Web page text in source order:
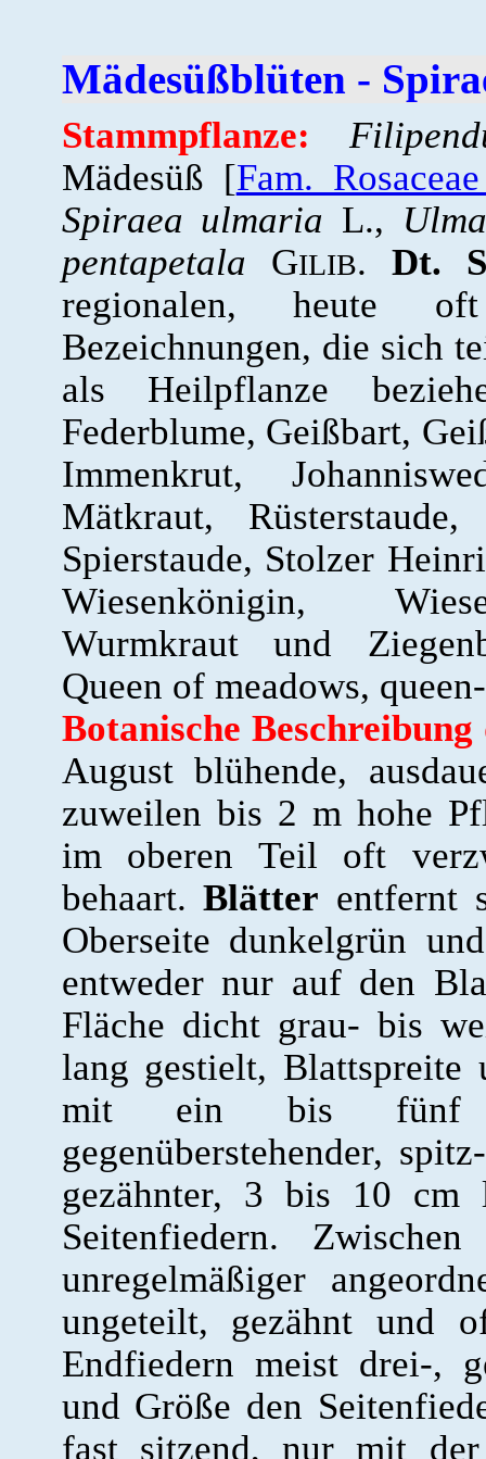
Mädesüßblüten -
Stammpflanze:
Mädesüß [Fam.
Spiraea ulmaria L.,
pentapetala GILIB. Dt.
regionalen, heute
Bezeichnungen, die sich
als Heilpflanze
Federblume, Geißbart,
Immenkrut,
Mätkraut,
Spierstaude, Stolzer
Wiesenkönigin,
Wurmkraut und
Queen of meadows,
Botanische
August blühende,
zuweilen bis 2 m hohe
im oberen Teil oft
behaart.Blätter entfernt
Oberseite dunkelgrün
entweder nur auf den
Fläche dicht grau- bis
lang gestielt, Blattspreite
mit ein bis fünf
gegenüberstehender,
gezähnter, 3 bis 10
Seitenfiedern.
unregelmäßiger
ungeteilt, gezähnt und
Endfiedern meist drei-,
und Größe den
fast sitzend, nur mit